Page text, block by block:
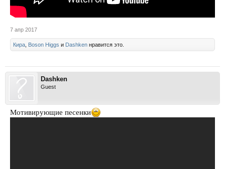
7 апр 2017
Кира Boson Higgs и Dashken нравится это.
Dashken
Guest
Мотивирующие песенки